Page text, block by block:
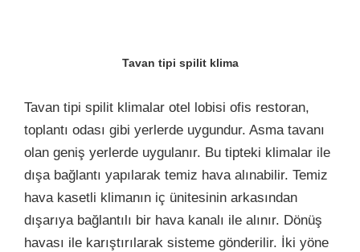
Tavan tipi spilit klima
Tavan tipi spilit klimalar otel lobisi ofis restoran,
toplantı odası gibi yerlerde uygundur. Asma tavanı
olan geniş yerlerde uygulanır. Bu tipteki klimalar ile
dışa bağlantı yapılarak temiz hava alınabilir. Temiz
hava kasetli klimanın iç ünitesinin arkasından
dışarıya bağlantılı bir hava kanalı ile alınır. Dönüş
havası ile karıştırılarak sisteme gönderilir. İki yöne